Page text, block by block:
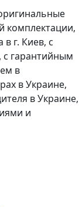
комплектации,
в г. Киев, с
с гарантийным
в
в Украине,
в Украине,
и